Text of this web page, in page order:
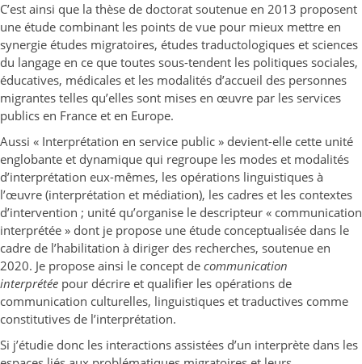
C’est ainsi que la thèse de doctorat soutenue en 2013 proposent
une étude combinant les points de vue pour mieux mettre en
synergie études migratoires, études traductologiques et sciences
du langage en ce que toutes sous-tendent les politiques sociales,
éducatives, médicales et les modalités d’accueil des personnes
migrantes telles qu’elles sont mises en œuvre par les services
publics en France et en Europe.
Aussi « Interprétation en service public » devient-elle cette unité
englobante et dynamique qui regroupe les modes et modalités
d’interprétation eux-mêmes, les opérations linguistiques à
l’œuvre (interprétation et médiation), les cadres et les contextes
d’intervention ; unité qu’organise le descripteur « communication
interprétée » dont je propose une étude conceptualisée dans le
cadre de l’habilitation à diriger des recherches, soutenue en
2020. Je propose ainsi le concept de communication
interprétée pour décrire et qualifier les opérations de
communication culturelles, linguistiques et traductives comme
constitutives de l’interprétation.
Si j’étudie donc les interactions assistées d’un interprète dans les